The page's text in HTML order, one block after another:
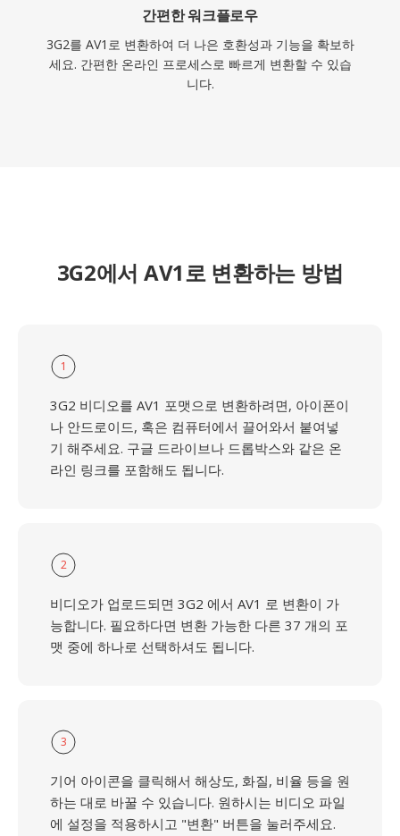
간편한 워크플로우
3G2를 AV1로 변환하여 더 나은 호환성과 기능을 확보하
세요. 간편한 온라인 프로세스로 빠르게 변환할 수 있습
니다.
3G2에서 AV1로 변환하는 방법
1
3G2 비디오를 AV1 포맷으로 변환하려면, 아이폰이
나 안드로이드, 혹은 컴퓨터에서 끌어와서 붙여넣
기 해주세요. 구글 드라이브나 드롭박스와 같은 온
라인 링크를 포함해도 됩니다.
2
비디오가 업로드되면 3G2 에서 AV1 로 변환이 가
능합니다. 필요하다면 변환 가능한 다른 37 개의 포
맷 중에 하나로 선택하셔도 됩니다.
3
기어 아이콘을 클릭해서 해상도, 화질, 비율 등을 원
하는 대로 바꿀 수 있습니다. 원하시는 비디오 파일
에 설정을 적용하시고 "변환" 버튼을 눌러주세요.